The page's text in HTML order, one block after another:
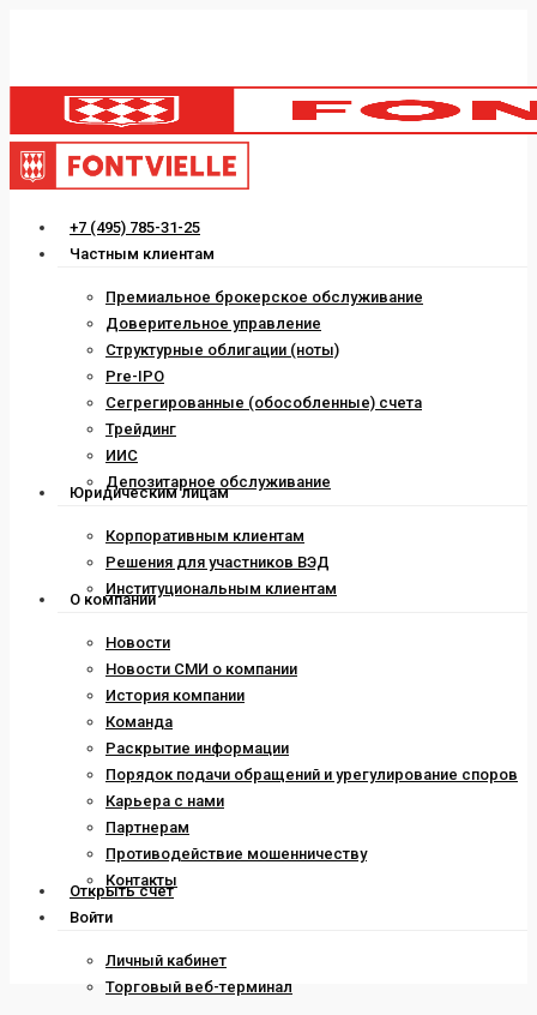
content
Menu
+7 (495) 785-31-25
Частным клиентам
Премиальное брокерское обслуживание
Доверительное управление
Структурные облигации (ноты)
Pre-IPO
Сегрегированные (обособленные) счета
Трейдинг
ИИС
Депозитарное обслуживание
Юридическим лицам
Корпоративным клиентам
Решения для участников ВЭД
Институциональным клиентам
О компании
Новости
Новости СМИ о компании
История компании
Команда
Раскрытие информации
Порядок подачи обращений и урегулирование споров
Карьера с нами
Партнерам
Противодействие мошенничеству
Контакты
Открыть счет
Войти
Личный кабинет
Торговый веб-терминал